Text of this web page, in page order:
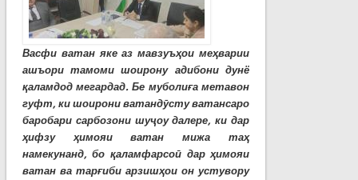
Васфи ватан яке аз мавзуъҳои меҳварии
ашъори тамоми шоирону адибони дунё
қаламдод мегардад. Бе муболиға метавон
гуфт, ки шоирони ватандӯсту ватансаро
баробари сарбозони шуҷоу далере, ки дар
ҳифзу ҳимояи ватан мижа таҳ
намекунанд, бо қаламфарсоӣ дар ҳимояи
ватан ва тарғиби арзишҳои он устувору